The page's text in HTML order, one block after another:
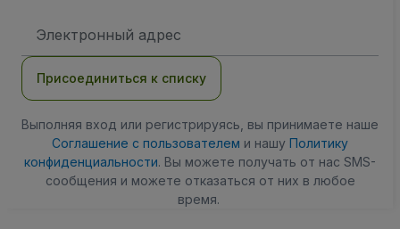
электронной
Присоединиться к списку
Выполняя вход или регистрируясь, вы принимаете наше
Соглашение с пользователем и нашу Политику
конфиденциальности. Вы можете получать от нас SMS-
сообщения и можете отказаться от них в любое
время.